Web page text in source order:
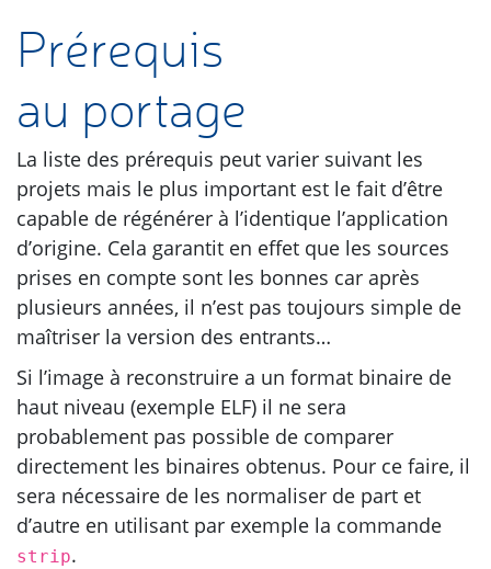
Prérequis
au portage
La liste des prérequis peut varier suivant les
projets mais le plus important est le fait d’être
capable de régénérer à l’identique l’application
d’origine. Cela garantit en effet que les sources
prises en compte sont les bonnes car après
plusieurs années, il n’est pas toujours simple de
maîtriser la version des entrants…
Si l’image à reconstruire a un format binaire de
haut niveau (exemple ELF) il ne sera
probablement pas possible de comparer
directement les binaires obtenus. Pour ce faire, il
sera nécessaire de les normaliser de part et
d’autre en utilisant par exemple la commande
strip.